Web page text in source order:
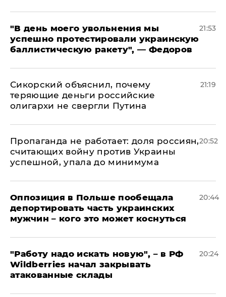
​"В день моего увольнения мы
успешно протестировали украинскую
баллистическую ракету", — Федоров
21:53
Сикорский объяснил, почему
теряющие деньги российские
олигархи не свергли Путина
21:19
​Пропаганда не работает: доля россиян,
считающих войну против Украины
успешной, упала до минимума
20:52
Оппозиция в Польше пообещала
депортировать часть украинских
мужчин – кого это может коснуться
20:44
"Работу надо искать новую", – в РФ
Wildberries начал закрывать
атакованные склады
20:24